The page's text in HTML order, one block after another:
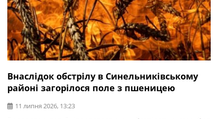
Внаслідок обстрілу в Синельниківському
районі загорілося поле з пшеницею
11 липня 2026, 13:23